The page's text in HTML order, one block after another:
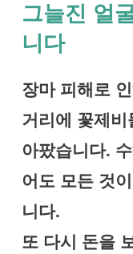
그늘진 얼
니다
장마 피해로
거리에 꽃제비
아팠습니다.
어도 모든 것
니다.
또 다시 돈을